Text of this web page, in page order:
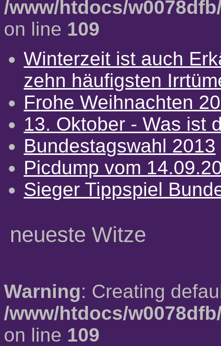
/www/htdocs/
on line 109
Winterzeit ist auch
zehn häufigsten
Frohe Weihnachten
13. Oktober - Was ist
Bundestagswahl 2013
Picdump vom
Sieger Tippspiel
neueste Witze
Warning: Creating
/www/htdocs/
on line 109